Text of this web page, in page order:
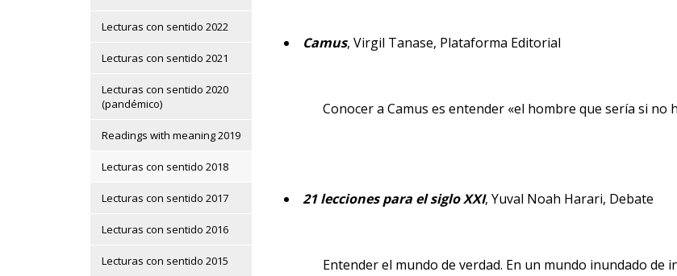
Lecturas con sentido 2022
Lecturas con sentido 2021
Lecturas con sentido 2020
(pandémico)
Readings with meaning 2019
Lecturas con sentido 2018
Lecturas con sentido 2017
Lecturas con sentido 2016
Lecturas con sentido 2015
Camus, Virgil Tanase, Plataforma Editorial
Conocer a Camus es entender «el hombre que sería si
21 lecciones para el siglo XXI, Yuval Noah Harari, Debate
Entender el mundo de verdad. En un mundo inundado de